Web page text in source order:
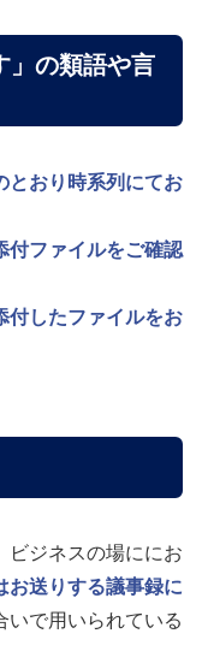
」の類語や言
とおり時系列にてお
付ファイルをご確認
付したファイルをお
ビジネスの場ににお
お送りする議事録に
いで用いられている